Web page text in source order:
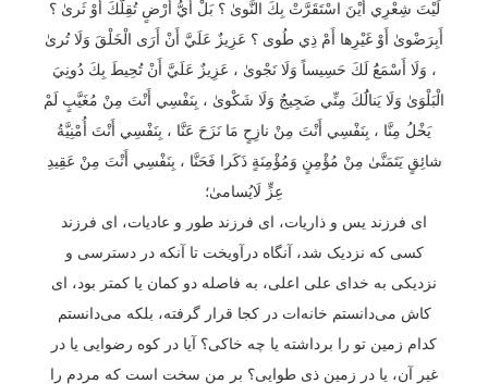
لَيْتَ شِعْرِي أَيْنَ اسْتَقَرَّتْ بِكَ النَّوىٰ ؟ بَلْ أَيُّ أَرْضٍ تُقِلُّكَ أَوْ ثَرىٰ ؟
أَبِرَضْوىٰ أَوْ غَيْرِها أَمْ ذِي طُوى ؟ عَزِيزٌ عَلَيَّ أَنْ أَرَى الْخَلْقَ وَلَا تُرىٰ
، وَلَا أَسْمَعَ‌ُ لَكَ حَسِيساً وَلَا نَجْوىٰ ، عَزِيزٌ عَلَيَّ أَنْ تُحِيطَ بِكَ دُونِيَ
الْبَلْوَىٰ وَلَا يَنالَُكَ مِنِّي ضَجِيجٌ وَلَا شَكْوىٰ ، بِنَفْسِي أَنْتَ مِنْ مُغَيَّبٍ لَمْ
يَخْلُ مِنَّا ، بِنَفْسِي أَنْتَ مِنْ نازِحٍ مَا نَزَحَ عَنَّا ، بِنَفْسِي أَنْتَ أُمْنِيَّةُ
شائِقٍ يَتَمَنَّىٰ مِنْ مُؤْمِنٍ وَمُؤْمِنَةٍ ذَكَرا فَحَنَّا ، بِنَفْسِي أَنْتَ مِنْ عَقِيدِ
عِزٍّ لَايُسامىٰ؛
ای فرزند یس و ذاریات، ای فرزند طور و عادیات، ای فرزند
کسی که نزدیک شد، آنگاه درآویخت تا آنکه در دسترسی و
نزدیکی به خدای علی اعلی، به فاصله دو کمان یا کمتر بود، ای
کاش می‌دانستم خانه‌ات در کجا قرار گرفته، بلکه می‌دانستم
کدام زمین تو را برداشته یا چه خاکی؟ آیا در کوه رضوایی یا در
غیر آن، یا در زمین ذی طوایی؟ بر من سخت است که مردم را